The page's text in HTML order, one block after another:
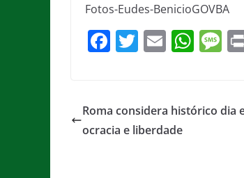
Fotos-Eudes-BenicioGOVBA
F
e
b
T
er
E
l
W
s
M
a
Roma considera histórico dia
ocracia e liberdade